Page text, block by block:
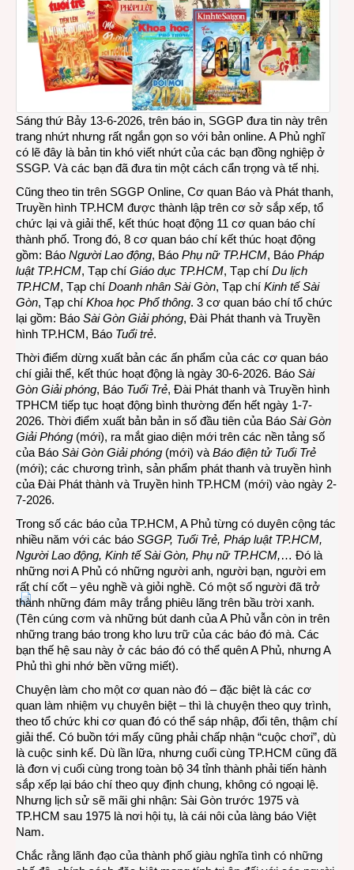
Sáng thứ Bảy 13-6-2026, trên báo in, SGGP đưa tin này trên
trang nhứt nhưng rất ngắn gọn so với bản online. A Phủ nghĩ
có lẽ đây là bản tin khó viết nhứt của các bạn đồng nghiệp ở
SSGP. Và các bạn đã đưa tin một cách cẩn trọng và tế nhị.
Cũng theo tin trên SGGP Online, Cơ quan Báo và Phát thanh,
Truyền hình TP.HCM được thành lập trên cơ sở sắp xếp, tổ
chức lại và giải thể, kết thúc hoạt động 11 cơ quan báo chí
thành phố. Trong đó, 8 cơ quan báo chí kết thúc hoạt động
gồm: Báo Người Lao động, Báo Phụ nữ TP.HCM, Báo Pháp
luật TP.HCM, Tạp chí Giáo dục TP.HCM, Tạp chí Du lịch
TP.HCM, Tạp chí Doanh nhân Sài Gòn, Tạp chí Kinh tế Sài
Gòn, Tạp chí Khoa học Phổ thông. 3 cơ quan báo chí tổ chức
lại gồm: Báo Sài Gòn Giải phóng, Đài Phát thanh và Truyền
hình TP.HCM, Báo Tuổi trẻ.
Thời điểm dừng xuất bản các ấn phẩm của các cơ quan báo
chí giải thể, kết thúc hoạt động là ngày 30-6-2026. Báo Sài
Gòn Giải phóng, Báo Tuổi Trẻ, Đài Phát thanh và Truyền hình
TPHCM tiếp tục hoạt động bình thường đến hết ngày 1-7-
2026. Thời điểm xuất bản bản in số đầu tiên của Báo Sài Gòn
Giải Phóng (mới), ra mắt giao diện mới trên các nền tảng số
của Báo Sài Gòn Giải phóng (mới) và Báo điện tử Tuổi Trẻ
(mới); các chương trình, sản phẩm phát thanh và truyền hình
của Đài Phát thành và Truyền hình TP.HCM (mới) vào ngày 2-
7-2026.
Trong số các báo của TP.HCM, A Phủ từng có duyên cộng tác
nhiều năm với các báo SGGP, Tuổi Trẻ, Pháp luật TP.HCM,
Người Lao động, Kinh tế Sài Gòn, Phụ nữ TP.HCM,… Đó là
những nơi A Phủ có những người anh, người bạn, người em
rất chí cốt – yêu nghề và giỏi nghề. Có một số người đã trở
thành những đám mây trắng phiêu lãng trên bầu trời xanh.
(Tên cúng cơm và những bút danh của A Phủ vẫn còn in trên
những trang báo trong kho lưu trữ của các báo đó mà. Các
bạn thế hệ sau này ở các báo đó có thể quên A Phủ, nhưng A
Phủ thì ghi nhớ bền vững miết).
Chuyện làm cho một cơ quan nào đó – đặc biệt là các cơ
quan làm nhiệm vụ chuyên biệt – thì là chuyện theo quy trình,
theo tổ chức khi cơ quan đó có thể sáp nhập, đổi tên, thậm chí
giải thể. Có buồn tới mấy cũng phải chấp nhận “cuộc chơi”, dù
là cuộc sinh kế. Dù lần lữa, nhưng cuối cùng TP.HCM cũng đã
là đơn vị cuối cùng trong toàn bộ 34 tỉnh thành phải tiến hành
sắp xếp lại báo chí theo quy định chung, không có ngoại lệ.
Nhưng lịch sử sẽ mãi ghi nhận: Sài Gòn trước 1975 và
TP.HCM sau 1975 là nơi hội tụ, là cái nôi của làng báo Việt
Nam.
Chắc rằng lãnh đạo của thành phố giàu nghĩa tình có những